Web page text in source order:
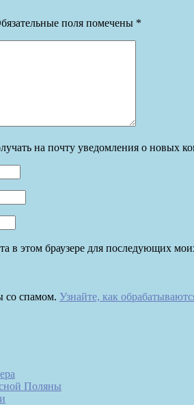
поля помечены *
на почту уведомления о новых
в этом браузере для последующих
со спамом. Узнайте, как
Поляны